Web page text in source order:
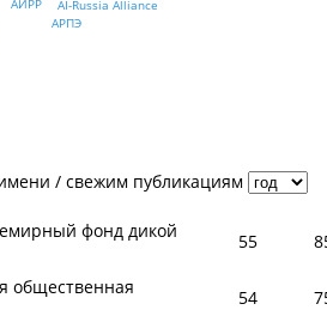
АИРР
АРПЭ
AI-Russia Alliance
/ свежим публикациям
фонд дикой
55
общественная
54